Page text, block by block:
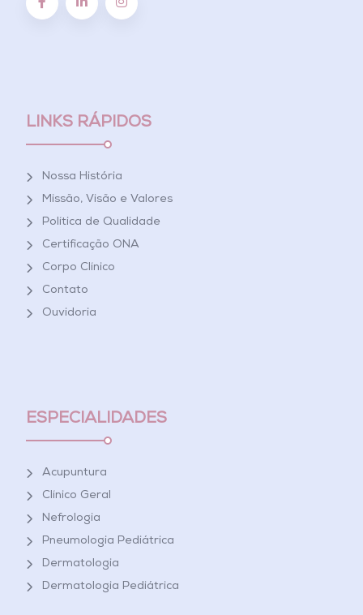
LINKS RÁPIDOS
Nossa História
Missão, Visão e Valores
Política de Qualidade
Certificação ONA
Corpo Clínico
Contato
Ouvidoria
ESPECIALIDADES
Acupuntura
Clínico Geral
Nefrologia
Pneumologia Pediátrica
Dermatologia
Dermatologia Pediátrica